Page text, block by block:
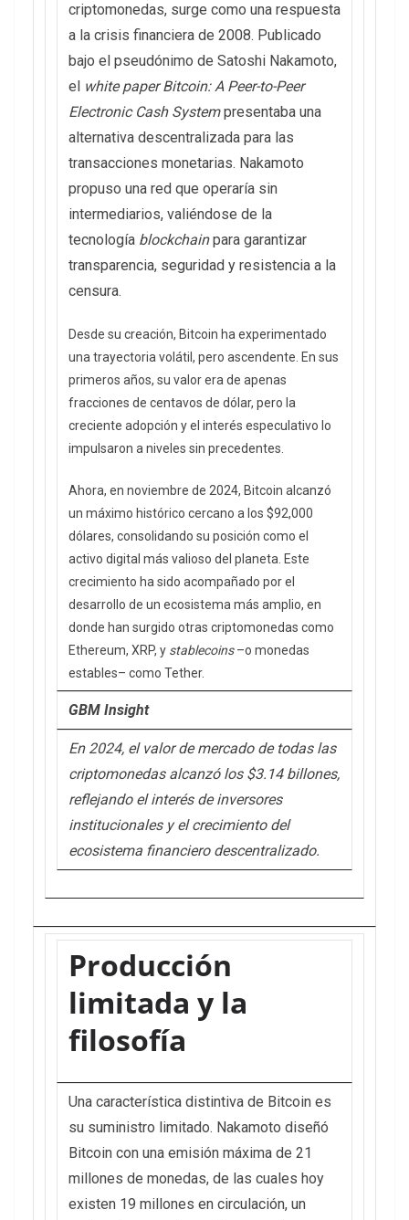
criptomonedas, surge como una respuesta
a la crisis financiera de 2008. Publicado
bajo el pseudónimo de Satoshi Nakamoto,
el white paperBitcoin: A Peer-to-Peer
Electronic Cash Systempresentaba una
alternativa descentralizada para las
transacciones monetarias. Nakamoto
propuso una red que operaría sin
intermediarios, valiéndose de la
tecnología blockchainpara garantizar
transparencia, seguridad y resistencia a la
censura.
Desde su creación, Bitcoin ha experimentado
una trayectoria volátil, pero ascendente. En sus
primeros años, su valor era de apenas
fracciones de centavos de dólar, pero la
creciente adopción y el interés especulativo lo
impulsaron a niveles sin precedentes.
Ahora, en noviembre de 2024, Bitcoin alcanzó
un máximo histórico cercano a los $92,000
dólares, consolidando su posición como el
activo digital más valioso del planeta. Este
crecimiento ha sido acompañado por el
desarrollo de un ecosistema más amplio, en
donde han surgido otras criptomonedas como
Ethereum, XRP, y stablecoins–o monedas
estables– como Tether.
GBM Insight
En 2024, el valor de mercado de todas las
criptomonedas alcanzó los $3.14 billones,
reflejando el interés de inversores
institucionales y el crecimiento del
ecosistema financiero descentralizado.
Producción
limitada y la
filosofía
Una característica distintiva de Bitcoin es
su suministro limitado. Nakamoto diseñó
Bitcoin con una emisión máxima de 21
millones de monedas, de las cuales hoy
existen 19 millones en circulación, un